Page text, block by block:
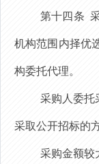
第十四条
机构范围内择优
构委托代理。
采购人委托
采取公开招标的
采购金额较